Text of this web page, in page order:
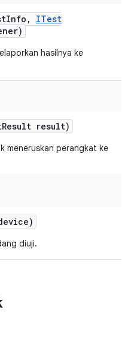
Info ,
ITest
hasilnya ke
Result result)
meneruskan perangkat ke
diuji.